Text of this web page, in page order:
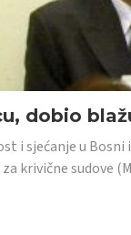
dobio
i sjećanje u
krivične sudove